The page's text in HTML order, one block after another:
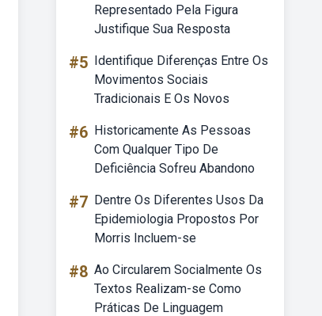
Representado Pela Figura
Justifique Sua Resposta
#5 Identifique Diferenças Entre Os
Movimentos Sociais
Tradicionais E Os Novos
#6 Historicamente As Pessoas
Com Qualquer Tipo De
Deficiência Sofreu Abandono
#7 Dentre Os Diferentes Usos Da
Epidemiologia Propostos Por
Morris Incluem-se
#8 Ao Circularem Socialmente Os
Textos Realizam-se Como
Práticas De Linguagem